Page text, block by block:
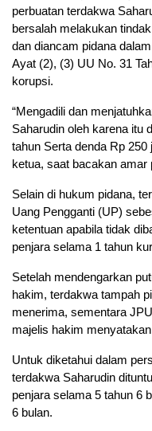
perbuatan terdakwa
bersalah melakukan
dan diancam pidana
Ayat (2), (3) UU No. 31
korupsi.
“Mengadili dan
Saharudin oleh karena itu
tahun Serta denda Rp 250
ketua, saat bacakan amar
Selain di hukum pidana,
Uang Pengganti (UP)
ketentuan apabila tidak
penjara selama 1 tahun
Setelah mendengarkan
hakim, terdakwa tampah
menerima, sementara
majelis hakim
Untuk diketahui dalam
terdakwa Saharudin
penjara selama 5 tahun 6
6 bulan.